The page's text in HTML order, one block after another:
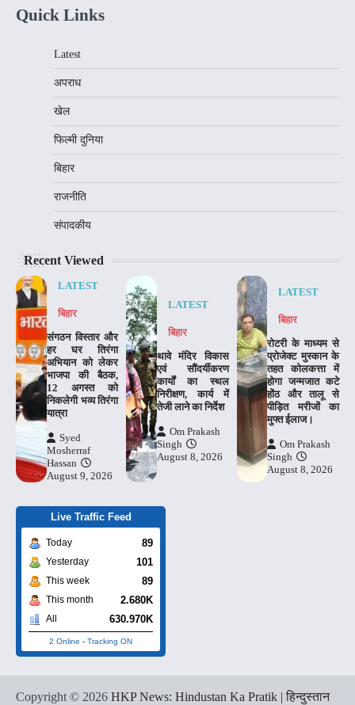
Quick Links
Latest
अपराध
खेल
फिल्मी दुनिया
बिहार
राजनीति
संपादकीय
Recent Viewed
LATEST
बिहार
संगठन विस्तार और
हर घर तिरंगा
अभियान को लेकर
भाजपा की बैठक,
12 अगस्त को
निकलेगी भव्य तिरंगा
यात्रा
Syed
Mosherraf
Hassan
August 9, 2026
LATEST
बिहार
थावे मंदिर विकास
एवं सौंदर्यीकरण
कार्यों का स्थल
निरीक्षण, कार्य में
तेजी लाने का निर्देश
Om Prakash
Singh
August 8, 2026
LATEST
बिहार
रोटरी के माध्यम से
प्रोजेक्ट मुस्कान के
तहत कोलकत्ता में
होगा जन्मजात कटे
होंठ और तालू से
पीड़ित मरीजों का
मुफ्त ईलाज।
Om Prakash
Singh
August 8, 2026
Live Traffic Feed
Today 89
Yesterday 101
This week 89
This month 2.680K
All 630.970K
2 Online - Tracking ON
Copyright © 2026 HKP News: Hindustan Ka Pratik | हिन्दुस्तान